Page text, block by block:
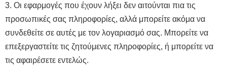
3. Οι εφαρμογές που έχουν λήξει δεν αιτούνται πια τις
προσωπικές σας πληροφορίες, αλλά μπορείτε ακόμα να
συνδεθείτε σε αυτές με τον λογαριασμό σας. Μπορείτε να
επεξεργαστείτε τις ζητούμενες πληροφορίες, ή μπορείτε να
τις αφαιρέσετε εντελώς.